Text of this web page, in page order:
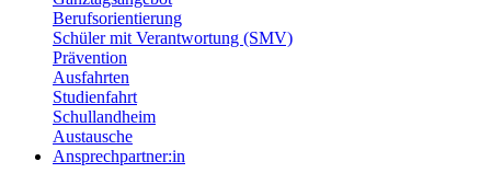
Berufsorientierung
Schüler mit Verantwortung (SMV)
Prävention
Ausfahrten
Studienfahrt
Schullandheim
Austausche
Ansprechpartner:in